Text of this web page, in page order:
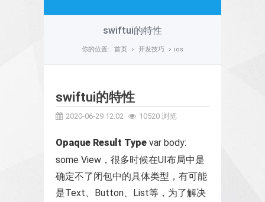
swiftui的特性
你的位置: 首页 开发技巧 ios
swiftui的特性
2020-06-29 12:02 10520 浏览
Opaque Result Type var body:
some View，很多时候在UI布局中是
确定不了闭包中的具体类型，有可能
是Text、Button、List等，为了解决